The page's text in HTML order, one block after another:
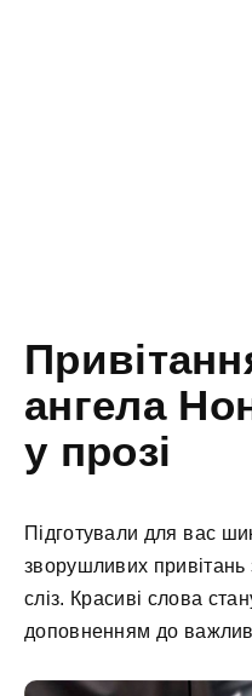
ангела
у прозі
Підготували для вас
зворушливих
сліз. Красиві слова
доповненням до